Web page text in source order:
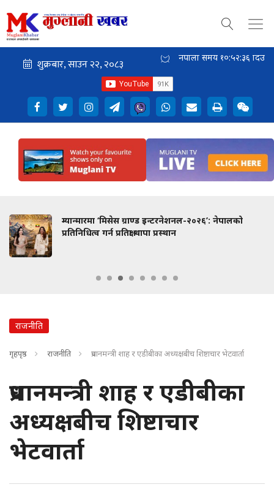
नेपाली समय १०:५२:३६ दिउँसो
म्यान्मारमा ‘मिसेस ग्राण्ड इन्टरनेशनल-२०२६’: नेपालको
प्रतिनिधित्व गर्न प्रतिक्षा थापा प्रस्थान
राजनीति
गृहपृष्ठ राजनीति प्रधानमन्त्री शाह र एडीबीका अध्यक्षबीच शिष्टाचार भेटवार्ता
प्रधानमन्त्री शाह र एडीबीका
अध्यक्षबीच शिष्टाचार
भेटवार्ता